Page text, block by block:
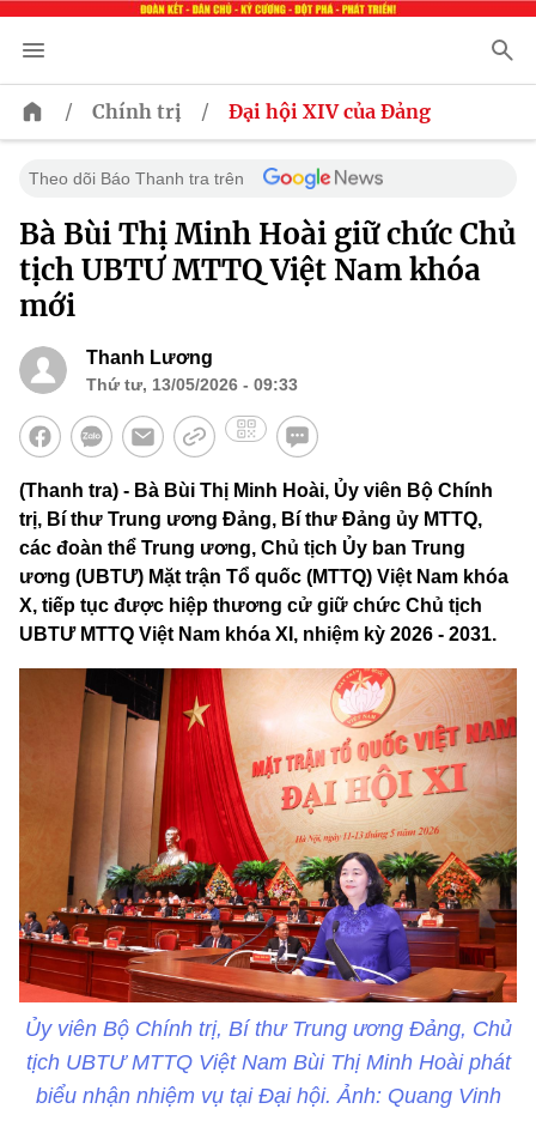
/ Chính trị / Đại hội XIV của Đảng
Theo dõi Báo Thanh tra trên
Bà Bùi Thị Minh Hoài giữ chức Chủ
tịch UBTƯ MTTQ Việt Nam khóa
mới
Thanh Lương
Thứ tư, 13/05/2026 - 09:33
(Thanh tra) - Bà Bùi Thị Minh Hoài, Ủy viên Bộ Chính
trị, Bí thư Trung ương Đảng, Bí thư Đảng ủy MTTQ,
các đoàn thể Trung ương, Chủ tịch Ủy ban Trung
ương (UBTƯ) Mặt trận Tổ quốc (MTTQ) Việt Nam khóa
X, tiếp tục được hiệp thương cử giữ chức Chủ tịch
UBTƯ MTTQ Việt Nam khóa XI, nhiệm kỳ 2026 - 2031.
Ủy viên Bộ Chính trị, Bí thư Trung ương Đảng, Chủ
tịch UBTƯ MTTQ Việt Nam Bùi Thị Minh Hoài phát
biểu nhận nhiệm vụ tại Đại hội. Ảnh: Quang Vinh